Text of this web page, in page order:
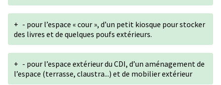
+ - pour l’espace « cour », d’un petit kiosque pour stocker
des livres et de quelques poufs extérieurs.
+ - pour l’espace extérieur du CDI, d’un aménagement de
l’espace (terrasse, claustra...) et de mobilier extérieur